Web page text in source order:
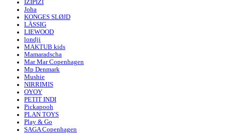
IZIPIZI
Joha
KONGES SLØJD
LÄSSIG
LIEWOOD
londji
MAKTUB kids
Mamaradscha
Mar Mar Copenhagen
Mp Denmark
Mushie
NIRRIMIS
OYOY
PETIT INDI
Pickapooh
PLAN TOYS
Play & Go
SAGA Copenhagen